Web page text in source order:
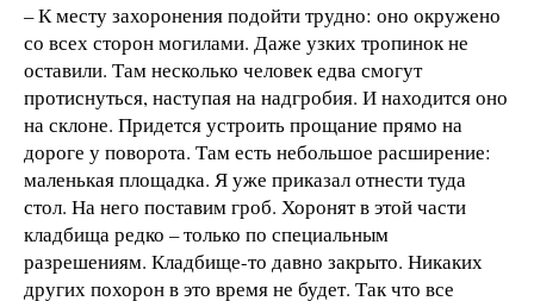
– К месту захоронения подойти трудно: оно окружено
со всех сторон могилами. Даже узких тропинок не
оставили. Там несколько человек едва смогут
протиснуться, наступая на надгробия. И находится оно
на склоне. Придется устроить прощание прямо на
дороге у поворота. Там есть небольшое расширение:
маленькая площадка. Я уже приказал отнести туда
стол. На него поставим гроб. Хоронят в этой части
кладбища редко – только по специальным
разрешениям. Кладбище-то давно закрыто. Никаких
других похорон в это время не будет. Так что все